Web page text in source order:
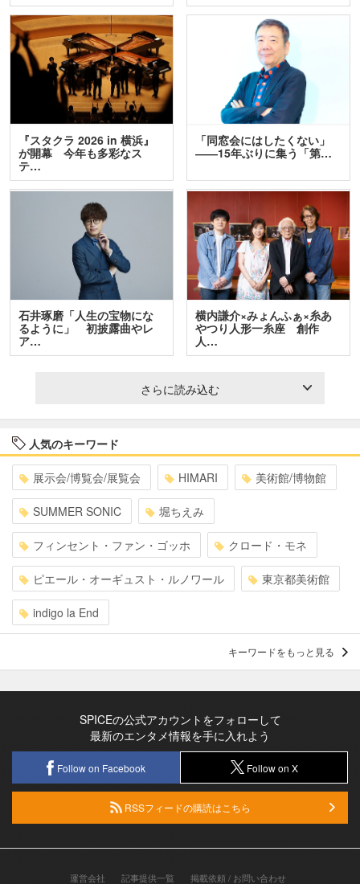
『スタクラ 2026 in 横浜』
が開幕 今年も多彩なス
テ…
「同窓会にはしたくない」
――15年ぶりに集う「第…
石井琢磨「人生の宝物にな
るように」 初披露曲やレ
ア…
横内謙介×みょんふぁ×糸あ
やつり人形一糸座 創作
人…
さらに読み込む
人気のキーワード
展示会/博覧会/展覧会 HIMARI 美術館/博物館
SUMMER SONIC 堀ちえみ
フィンセント・ファン・ゴッホ クロード・モネ
ピエール・オーギュスト・ルノワール 東京都美術館
indigo la End
キーワードをもっと見る
SPICEの公式アカウントをフォローして
最新のエンタメ情報を手に入れよう
Follow on Facebook Follow on X
RSSフィードの購読はこちら
運営会社 記事提供一覧 掲載依頼 / お問い合わせ